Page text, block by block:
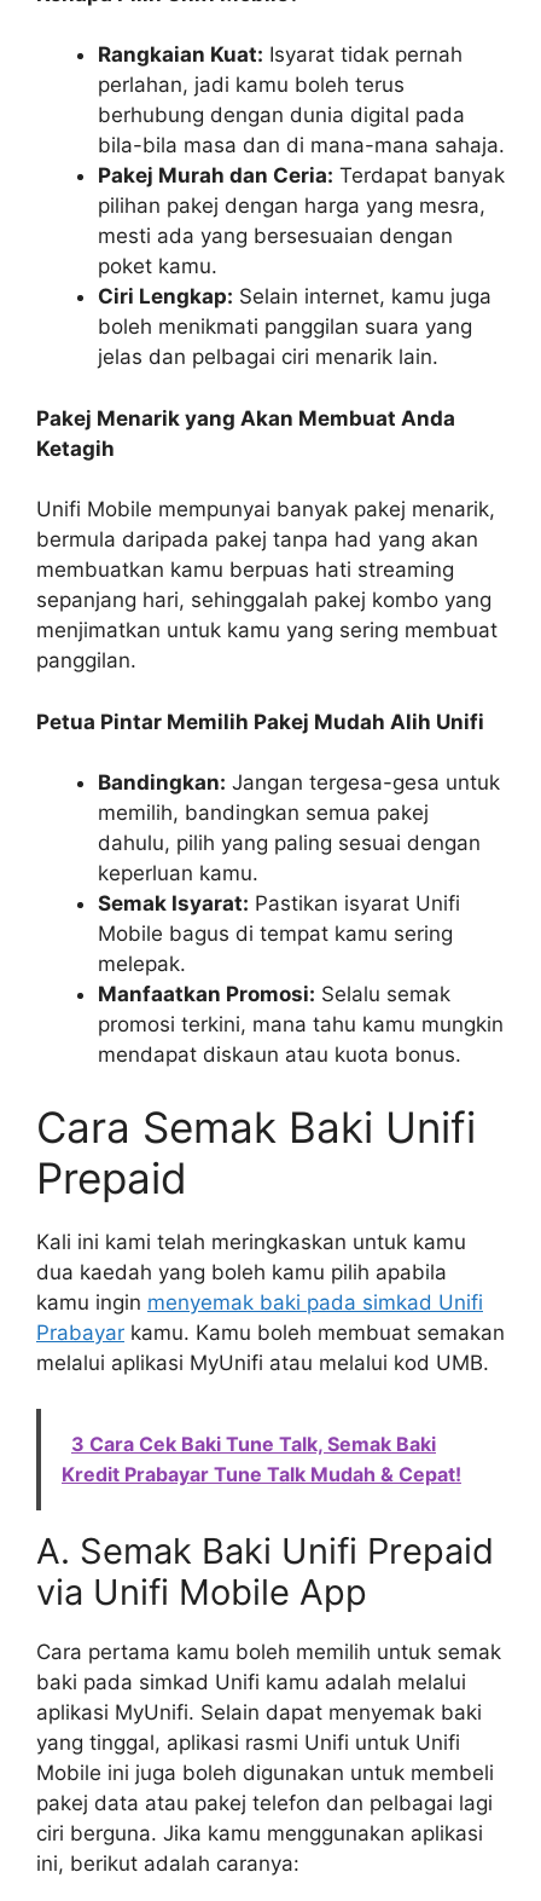
Rangkaian Kuat: Isyarat tidak pernah
perlahan, jadi kamu boleh terus
berhubung dengan dunia digital pada
bila-bila masa dan di mana-mana sahaja.
Pakej Murah dan Ceria: Terdapat banyak
pilihan pakej dengan harga yang mesra,
mesti ada yang bersesuaian dengan
poket kamu.
Ciri Lengkap: Selain internet, kamu juga
boleh menikmati panggilan suara yang
jelas dan pelbagai ciri menarik lain.
Pakej Menarik yang Akan Membuat Anda
Ketagih
Unifi Mobile mempunyai banyak pakej menarik,
bermula daripada pakej tanpa had yang akan
membuatkan kamu berpuas hati streaming
sepanjang hari, sehinggalah pakej kombo yang
menjimatkan untuk kamu yang sering membuat
panggilan.
Petua Pintar Memilih Pakej Mudah Alih Unifi
Bandingkan: Jangan tergesa-gesa untuk
memilih, bandingkan semua pakej
dahulu, pilih yang paling sesuai dengan
keperluan kamu.
Semak Isyarat: Pastikan isyarat Unifi
Mobile bagus di tempat kamu sering
melepak.
Manfaatkan Promosi: Selalu semak
promosi terkini, mana tahu kamu mungkin
mendapat diskaun atau kuota bonus.
Cara Semak Baki Unifi
Prepaid
Kali ini kami telah meringkaskan untuk kamu
dua kaedah yang boleh kamu pilih apabila
kamu ingin menyemak baki pada simkad Unifi
Prabayar kamu. Kamu boleh membuat semakan
melalui aplikasi MyUnifi atau melalui kod UMB.
3 Cara Cek Baki Tune Talk, Semak Baki
Kredit Prabayar Tune Talk Mudah & Cepat!
A. Semak Baki Unifi Prepaid
via Unifi Mobile App
Cara pertama kamu boleh memilih untuk semak
baki pada simkad Unifi kamu adalah melalui
aplikasi MyUnifi. Selain dapat menyemak baki
yang tinggal, aplikasi rasmi Unifi untuk Unifi
Mobile ini juga boleh digunakan untuk membeli
pakej data atau pakej telefon dan pelbagai lagi
ciri berguna. Jika kamu menggunakan aplikasi
ini, berikut adalah caranya: